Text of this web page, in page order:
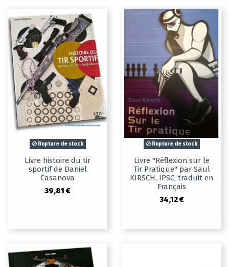
Rupture de stock
Livre histoire du tir
sportif de Daniel
Casanova
39,81 €
Rupture de stock
Livre "Réflexion sur le
Tir Pratique" par Saul
KIRSCH, IPSC, traduit en
Français
34,12 €